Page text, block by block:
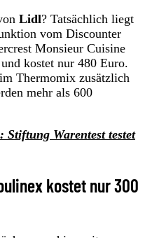
Lidl? Tatsächlich liegt
vom Discounter
Monsieur Cuisine
kostet nur 480 Euro.
Thermomix zusätzlich
mehr als 600
Stiftung Warentest testet
kostet nur 300